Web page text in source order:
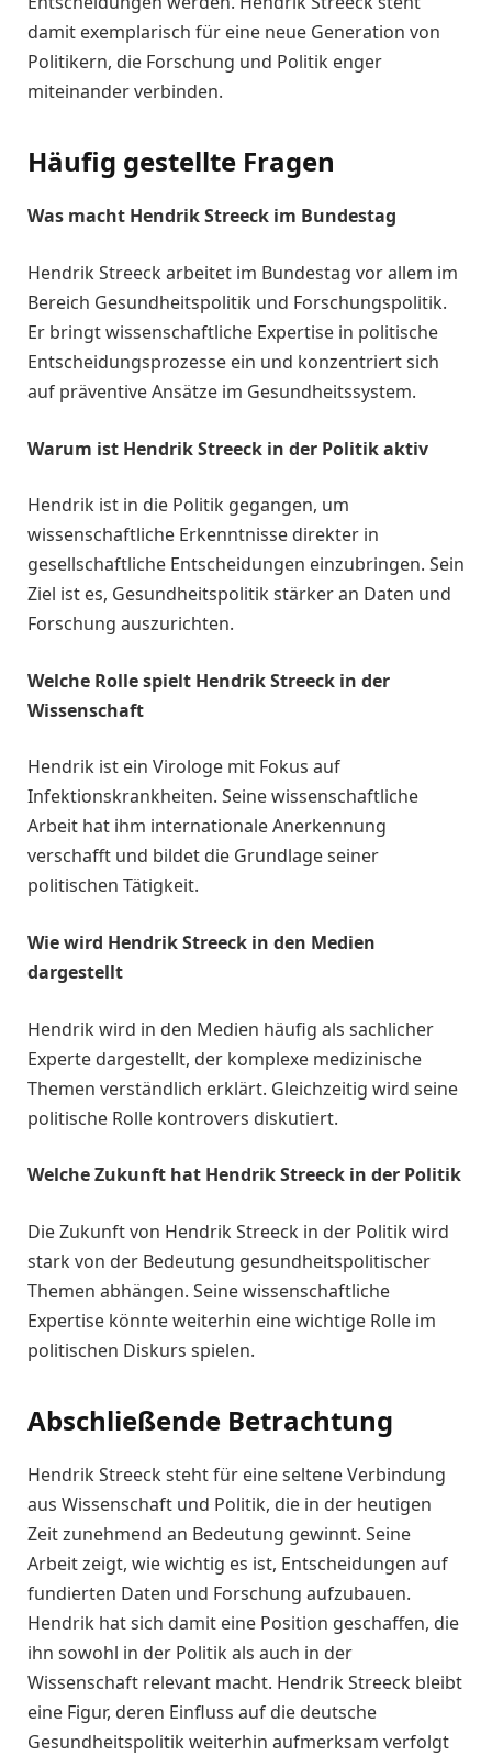
damit exemplarisch für eine neue Generation von
Politikern, die Forschung und Politik enger
miteinander verbinden.
Häufig gestellte Fragen
Was macht Hendrik Streeck im Bundestag
Hendrik Streeck arbeitet im Bundestag vor allem im
Bereich Gesundheitspolitik und Forschungspolitik.
Er bringt wissenschaftliche Expertise in politische
Entscheidungsprozesse ein und konzentriert sich
auf präventive Ansätze im Gesundheitssystem.
Warum ist Hendrik Streeck in der Politik aktiv
Hendrik ist in die Politik gegangen, um
wissenschaftliche Erkenntnisse direkter in
gesellschaftliche Entscheidungen einzubringen. Sein
Ziel ist es, Gesundheitspolitik stärker an Daten und
Forschung auszurichten.
Welche Rolle spielt Hendrik Streeck in der
Wissenschaft
Hendrik ist ein Virologe mit Fokus auf
Infektionskrankheiten. Seine wissenschaftliche
Arbeit hat ihm internationale Anerkennung
verschafft und bildet die Grundlage seiner
politischen Tätigkeit.
Wie wird Hendrik Streeck in den Medien
dargestellt
Hendrik wird in den Medien häufig als sachlicher
Experte dargestellt, der komplexe medizinische
Themen verständlich erklärt. Gleichzeitig wird seine
politische Rolle kontrovers diskutiert.
Welche Zukunft hat Hendrik Streeck in der Politik
Die Zukunft von Hendrik Streeck in der Politik wird
stark von der Bedeutung gesundheitspolitischer
Themen abhängen. Seine wissenschaftliche
Expertise könnte weiterhin eine wichtige Rolle im
politischen Diskurs spielen.
Abschließende Betrachtung
Hendrik Streeck steht für eine seltene Verbindung
aus Wissenschaft und Politik, die in der heutigen
Zeit zunehmend an Bedeutung gewinnt. Seine
Arbeit zeigt, wie wichtig es ist, Entscheidungen auf
fundierten Daten und Forschung aufzubauen.
Hendrik hat sich damit eine Position geschaffen, die
ihn sowohl in der Politik als auch in der
Wissenschaft relevant macht. Hendrik Streeck bleibt
eine Figur, deren Einfluss auf die deutsche
Gesundheitspolitik weiterhin aufmerksam verfolgt